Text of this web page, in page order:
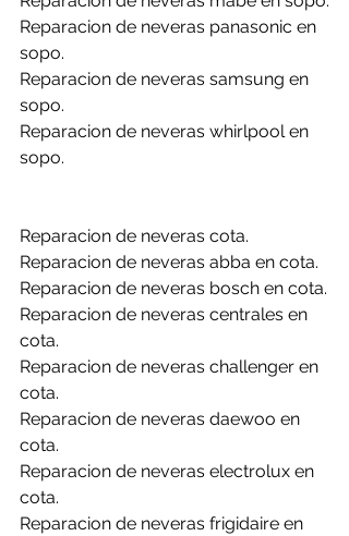
Reparacion de neveras panasonic en
sopo.
Reparacion de neveras samsung en
sopo.
Reparacion de neveras whirlpool en
sopo.
Reparacion de neveras cota.
Reparacion de neveras abba en cota.
Reparacion de neveras bosch en cota.
Reparacion de neveras centrales en
cota.
Reparacion de neveras challenger en
cota.
Reparacion de neveras daewoo en
cota.
Reparacion de neveras electrolux en
cota.
Reparacion de neveras frigidaire en